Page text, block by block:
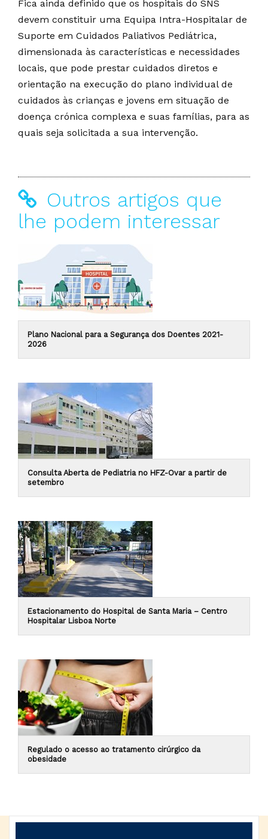
Fica ainda definido que os hospitais do SNS
devem constituir uma Equipa Intra-Hospitalar de
Suporte em Cuidados Paliativos Pediátrica,
dimensionada às características e necessidades
locais, que pode prestar cuidados diretos e
orientação na execução do plano individual de
cuidados às crianças e jovens em situação de
doença crónica complexa e suas famílias, para as
quais seja solicitada a sua intervenção.
Outros artigos que
lhe podem interessar
Plano Nacional para a Segurança dos Doentes 2021-
2026
Consulta Aberta de Pediatria no HFZ-Ovar a partir de
setembro
Estacionamento do Hospital de Santa Maria – Centro
Hospitalar Lisboa Norte
Regulado o acesso ao tratamento cirúrgico da
obesidade